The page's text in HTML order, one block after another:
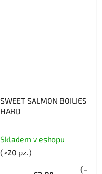
SWEET SALMON BOILIES
HARD
Skladem v eshopu
(>20 pz.)
(–